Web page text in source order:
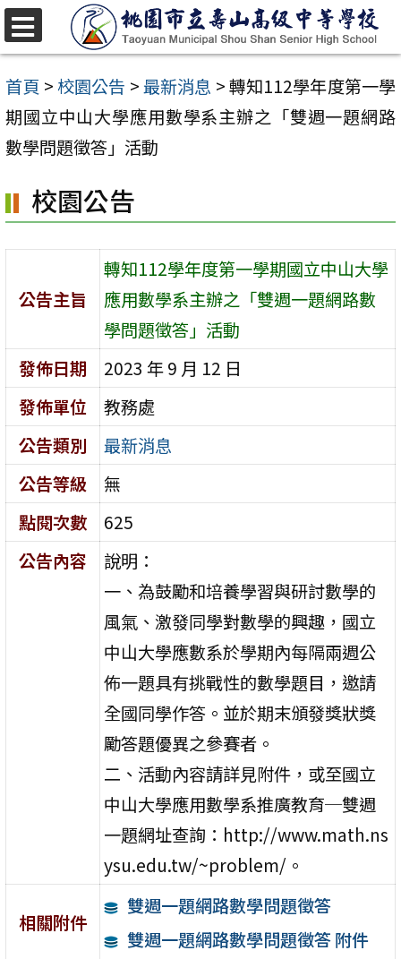
跳
至
主
要
內
區
首頁 >校園公告 >最新消息 >轉知112學年度第一學
期國立中山大學應用數學系主辦之「雙週一題網路
數學問題徵答」活動
校園公告
公告主旨
轉知112學年度第一學期國立中山大學
應用數學系主辦之「雙週一題網路數
學問題徵答」活動
發佈日期
2023 年 9 月 12 日
發佈單位
教務處
公告類別
最新消息
公告等級
無
點閱次數
625
公告內容
說明：
一、為鼓勵和培養學習與研討數學的
風氣、激發同學對數學的興趣，國立
中山大學應數系於學期內每隔兩週公
佈一題具有挑戰性的數學題目，邀請
全國同學作答。並於期末頒發獎狀獎
勵答題優異之參賽者。
二、活動內容請詳見附件，或至國立
中山大學應用數學系推廣教育─雙週
一題網址查詢：http://www.math.ns
ysu.edu.tw/~problem/。
相關附件
雙週一題網路數學問題徵答
雙週一題網路數學問題徵答 附件
選
單